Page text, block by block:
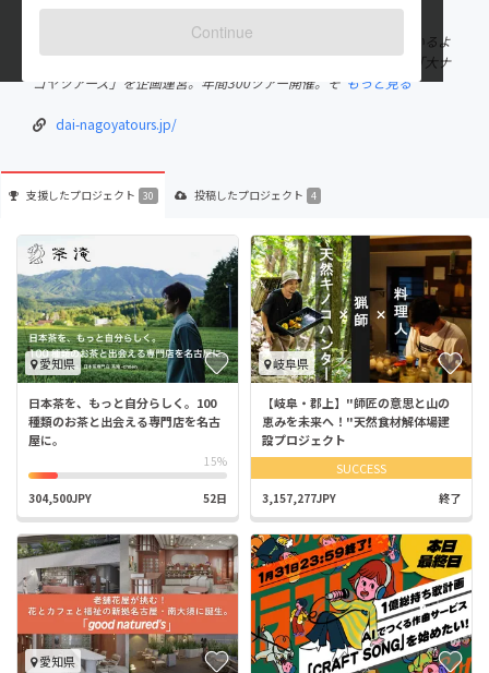
Continue
出身国：日本 出身地：愛知県
名古屋生まれ名古屋育ちの“なごやっこ”。地元名古屋圏の知っているよ
うで知らない魅力を体感して楽しんでもらえる体験型プログラム「大ナ
ゴヤツアーズ」を企画運営。年間300ツアー開催。そ もっと見る
dai-nagoyatours.jp/
支援したプロジェクト 30 投稿したプロジェクト 4
愛知県
日本茶を、もっと自分らしく。100
種類のお茶と出会える専門店を名古
屋に。
15%
304,500JPY 52日
岐阜県
【岐阜・郡上】"師匠の意思と山の
恵みを未来へ！"天然食材解体場建
設プロジェクト
SUCCESS
3,157,277JPY 終了
愛知県